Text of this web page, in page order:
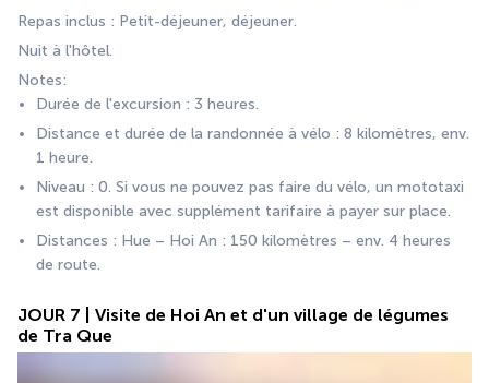
Repas inclus : Petit-déjeuner, déjeuner.
Nuit à l'hôtel.
Notes:
Durée de l'excursion : 3 heures.
Distance et durée de la randonnée à vélo : 8 kilomètres, env.
1 heure.
Niveau : 0. Si vous ne pouvez pas faire du vélo, un mototaxi
est disponible avec supplément tarifaire à payer sur place.
Distances : Hue – Hoi An : 150 kilomètres – env. 4 heures
de route.
JOUR 7 | Visite de Hoi An et d'un village de légumes
de Tra Que